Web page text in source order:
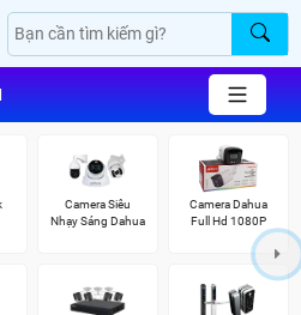
Camera Siêu
Nhạy Sáng Dahua
Camera Dahua
Full Hd 1080P